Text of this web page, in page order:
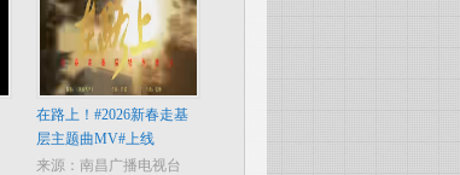
在路上！#2026新春走基
层主题曲MV#上线
来源：南昌广播电视台